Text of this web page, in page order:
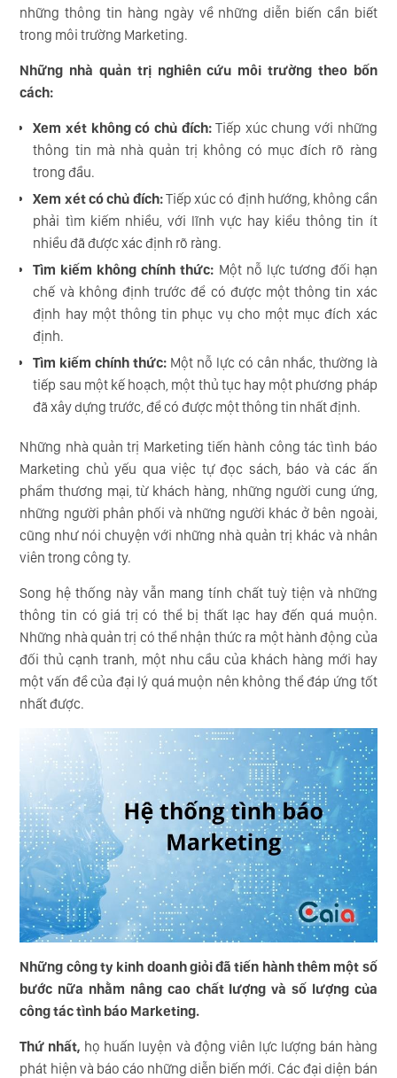
những thông tin hàng ngày về những diễn biến cần biết
trong môi trường Marketing.
Những nhà quản trị nghiên cứu môi trường theo bốn
cách:
Xem xét không có chủ đích:Tiếp xúc chung với những
thông tin mà nhà quản trị không có mục đích rõ ràng
trong đầu.
Xem xét có chủ đích:Tiếp xúc có định hướng, không cần
phải tìm kiếm nhiều, với lĩnh vực hay kiểu thông tin ít
nhiều đã được xác định rõ ràng.
Tìm kiếm không chính thức: Một nỗ lực tương đối hạn
chế và không định trước để có được một thông tin xác
định hay một thông tin phục vụ cho một mục đích xác
định.
Tìm kiếm chính thức: Một nỗ lực có cân nhắc, thường là
tiếp sau một kế hoạch, một thủ tục hay một phương pháp
đã xây dựng trước, để có được một thông tin nhất định.
Những nhà quản trị Marketing tiến hành công tác tình báo
Marketing chủ yếu qua việc tự đọc sách, báo và các ấn
phẩm thương mại, từ khách hàng, những người cung ứng,
những người phân phối và những người khác ở bên ngoài,
cũng như nói chuyện với những nhà quản trị khác và nhân
viên trong công ty.
Song hệ thống này vẫn mang tính chất tuỳ tiện và những
thông tin có giá trị có thể bị thất lạc hay đến quá muộn.
Những nhà quản trị có thể nhận thức ra một hành động của
đối thủ cạnh tranh, một nhu cầu của khách hàng mới hay
một vấn đề của đại lý quá muộn nên không thể đáp ứng tốt
nhất được.
Những công ty kinh doanh giỏi đã tiến hành thêm một số
bước nữa nhằm nâng cao chất lượng và số lượng của
công tác tình báo Marketing.
Thứ nhất, họ huấn luyện và động viên lực lượng bán hàng
phát hiện và báo cáo những diễn biến mới. Các đại diện bán